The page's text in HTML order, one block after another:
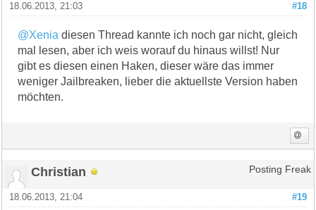
#18
18.06.2013, 21:03
@Xenia diesen Thread kannte ich noch gar nicht, gleich
mal lesen, aber ich weis worauf du hinaus willst! Nur
gibt es diesen einen Haken, dieser wäre das immer
weniger Jailbreaken, lieber die aktuellste Version haben
möchten.
Christian Posting Freak
#19
18.06.2013, 21:04